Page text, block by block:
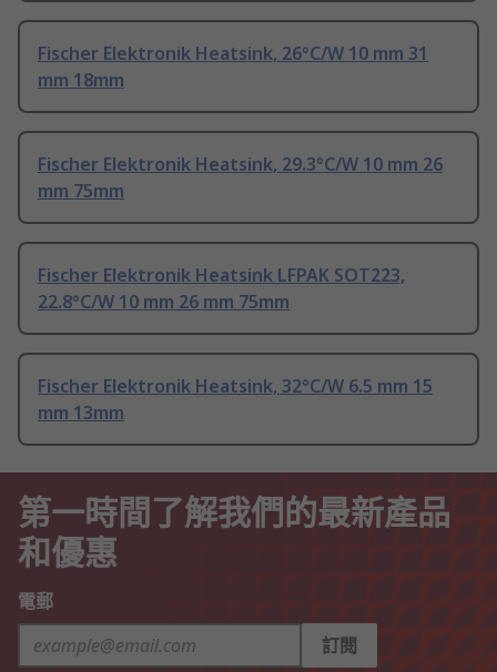
Fischer Elektronik Heatsink, 26°C/W 10 mm 31
mm 18mm
Fischer Elektronik Heatsink, 29.3°C/W 10 mm 26
mm 75mm
Fischer Elektronik Heatsink LFPAK SOT223,
22.8°C/W 10 mm 26 mm 75mm
Fischer Elektronik Heatsink, 32°C/W 6.5 mm 15
mm 13mm
第一時間了解我們的最新產品
和優惠
電郵
訂閱